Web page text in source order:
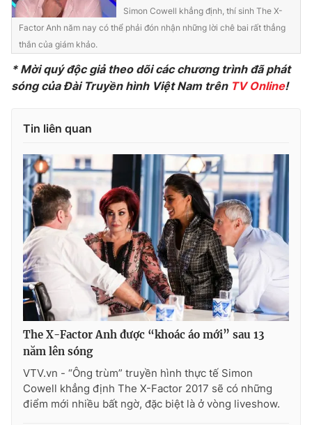
VTV4 Vươn mình bằng AI
VTV9 VTV8
THỜI BÁO VTV
Theo dõi báo trên
Cơ quan chủ quản:Đài Truyền hình Việt Nam
Cơ quan báo chí:Thời báo VTV
Giấy phép hoạt động báo in và báo điện tử số 483/GP-BTTTT
cấp ngày 29/12/2023
Vũ Thanh Thủy
Phó Tổng Biên tập:Nguyễn Thị Mỹ Hạnh, Phạm Quốc Thắng,
Nguyễn Trọng Ninh
024.38 355 931 - 024.38 355 932
Simon Cowell khẳng định, thí sinh The X-
Factor Anh năm nay có thể phải đón nhận những lời chê bai rất thẳng
thắn của giám khảo.
* Mời quý độc giả theo dõi các chương trình đã phát
sóng của Đài Truyền hình Việt Nam trên TV Online!
Tin liên quan
The X-Factor Anh được “khoác áo mới” sau 13
năm lên sóng
VTV.vn - “Ông trùm” truyền hình thực tế Simon
Cowell khẳng định The X-Factor 2017 sẽ có những
điểm mới nhiều bất ngờ, đặc biệt là ở vòng liveshow.